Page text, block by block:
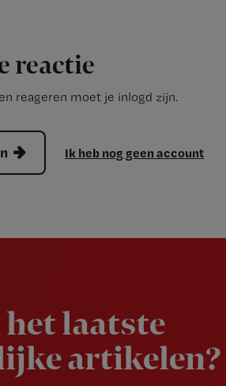
reactie
reageren moet je inlogd zijn.
Ik heb nog geen account
laatste
artikelen?